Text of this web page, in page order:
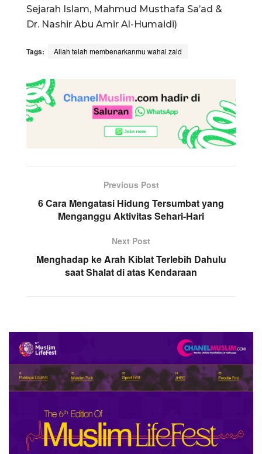
Sejarah Islam, Mahmud Musthafa Sa’ad &
Dr. Nashir Abu Amir Al-Humaidi)
Tags: Allah telah membenarkanmu wahai zaid
Previous Post
6 Cara Mengatasi Hidung Tersumbat yang
Menganggu Aktivitas Sehari-Hari
Next Post
Menghadap ke Arah Kiblat Terlebih Dahulu
saat Shalat di atas Kendaraan